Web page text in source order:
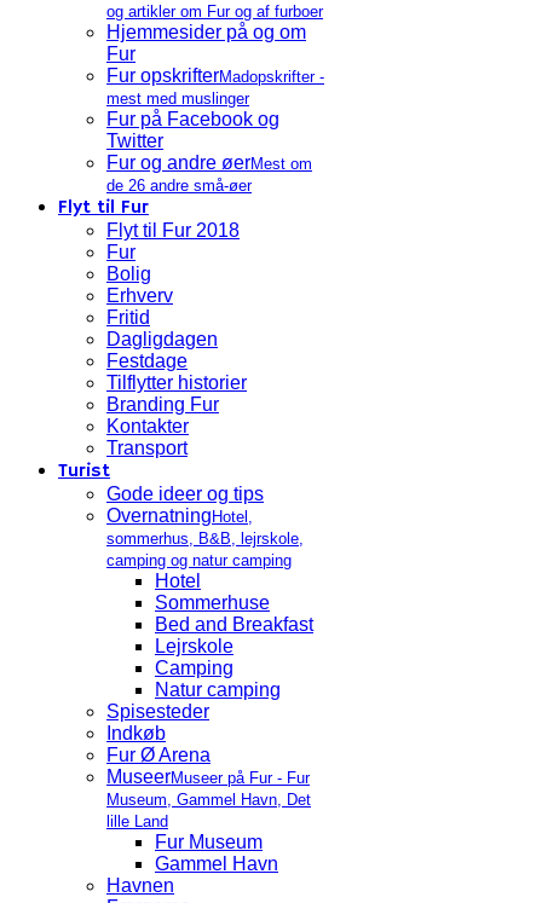
og artikler om Fur og af furboer
Hjemmesider på og om
Fur
Fur opskrifterMadopskrifter -
mest med muslinger
Fur på Facebook og
Twitter
Fur og andre øerMest om
de 26 andre små-øer
Flyt til Fur
Flyt til Fur 2018
Fur
Bolig
Erhverv
Fritid
Dagligdagen
Festdage
Tilflytter historier
Branding Fur
Kontakter
Transport
Turist
Gode ideer og tips
Overnatning Hotel,
sommerhus, B&B, lejrskole,
camping og natur camping
Hotel
Sommerhuse
Bed and Breakfast
Lejrskole
Camping
Natur camping
Spisesteder
Indkøb
Fur Ø Arena
MuseerMuseer på Fur - Fur
Museum, Gammel Havn, Det
lille Land
Fur Museum
Gammel Havn
Havnen